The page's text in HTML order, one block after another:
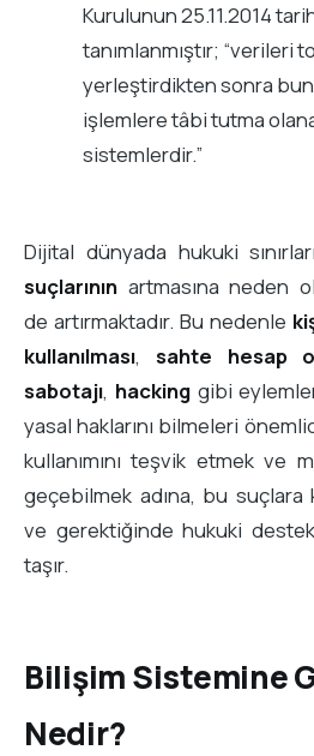
Kurulunun 25.11.2014
tanımlanmıştır; “verileri
yerleştirdikten sonra
işlemlere tâbi tutma
sistemlerdir.”
Dijital dünyada hukuki
suçlarının artmasına neden
de artırmaktadır. Bu nedenle
kullanılması, sahte hesap
sabotajı, hackinggibi
yasal haklarını bilmeleri
kullanımını teşvik etmek ve
geçebilmek adına, bu suçlara
ve gerektiğinde hukuki
taşır.
Bilişim Sistemine
Nedir?